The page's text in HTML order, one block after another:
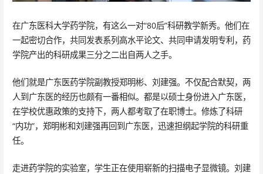
在广东医科大学药学院，有这么一对“80后”科研教学新秀。他们在
一起密切合作，共同发表系列高水平论文、共同申请发明专利，药
学院产出的科研成果三分之二出自两人之手。
他们就是广东医药学院副教授郑明彬、刘建强。不仅配合默契，两
人到广东医的经历也颇有一番相似。都是以硕士身份进入广东医，
在学校优惠政策的支持下，两人都考取了在职博士。修炼了科研
“内功”，郑明彬和刘建强再回到广东医，迅速担纲起学院的科研重
任。
走进药学院的实验室，学生正在使用崭新的扫描电子显微镜。刘建